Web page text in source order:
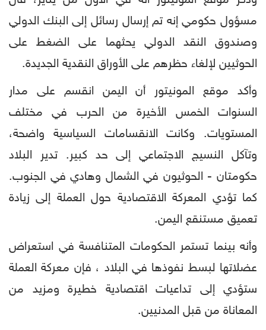
مسؤول حكومي إنه تم إرسال رسائل إلى البنك الدولي
وصندوق النقد الدولي يحثهما على الضغط على
الحوثيين لإلغاء حظرهم على الأوراق النقدية الجديدة.
وأكد موقع المونيتور أن اليمن انقسم على مدار
السنوات الخمس الأخيرة من الحرب في مختلف
المستويات. وكانت الانقسامات السياسية واضحة،
وتآكل النسيج الاجتماعي إلى حد كبير. تدير البلاد
حكومتان - الحوثيون في الشمال وهادي في الجنوب.
كما تؤدي المعركة الاقتصادية حول العملة إلى زيادة
تعميق مستنقع اليمن.
وأنه بينما تستمر الحكومات المتنافسة في استعراض
عضلاتها لبسط نفوذها في البلاد ، فإن معركة العملة
ستؤدي إلى تداعيات اقتصادية خطيرة ومزيد من
المعاناة من قبل المدنيين.